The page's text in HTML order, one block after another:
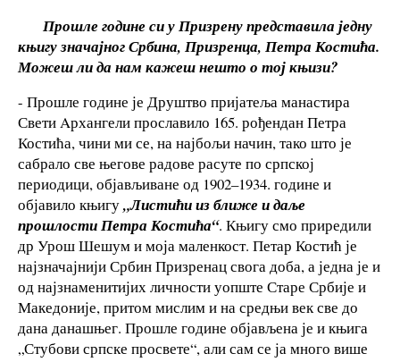
Прошле године си у Призрену представила једну
књигу значајног Србина, Призренца, Петра Костића.
Можеш ли да нам кажеш нешто о тој књизи?
- Прошле године је Друштво пријатеља манастира
Свети Aрхангели прославило 165. рођендан Петра
Костића, чини ми се, на најбољи начин, тако што је
сабрало све његове радове расуте по српској
периодици, објављиване од 1902–1934. године и
објавило књигу„Листићииз ближе и даље
прошлостиПетра Костића“. Књигу смо приредили
др Урош Шешум и моја маленкост. Петар Костић је
најзначајнији Србин Призренац свога доба, а једна је и
од најзнаменитијих личности уопште Старе Србије и
Македоније, притом мислим и на средњи век све до
дана данашњег. Прошле године објављена је и књига
„Стубови српске просвете“, али сам се ја много више